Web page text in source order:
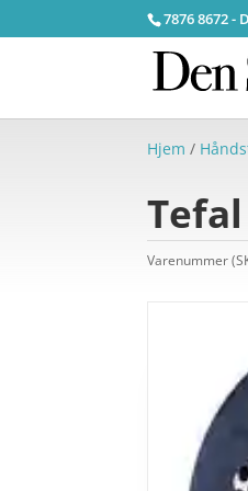
7876 8672
Hjem /
Varenummer